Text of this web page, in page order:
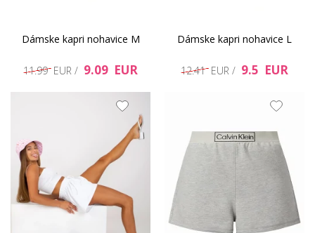
Dámske kapri nohavice M
11.99 EUR / 9.09 EUR
Dámske kapri nohavice L
12.41 EUR / 9.5 EUR